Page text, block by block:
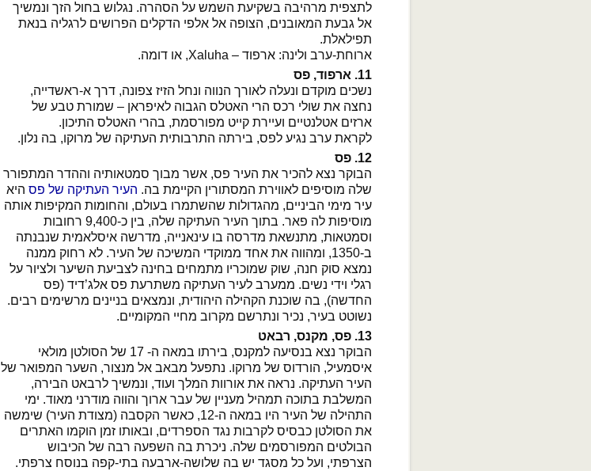
לתצפית מרהיבה בשקיעת השמש על הסהרה. נגלוש בחול הזך ונמשיך
אל גבעת המאובנים, הצופה אל אלפי הדקלים הפרושים לרגליה בנאת
תפילאלת.
ארוחת-ערב ולינה: ארפוד – Xaluha, או דומה.
11. ארפוד, פס
נשכים מוקדם ונעלה לאורך הנווה ונחל הזיז צפונה, דרך א-ראשדייה,
נחצה את שולי רכס הרי האטלס הגבוה לאיפראן – שמורת טבע של
ארזים אטלנטיים ועיירת קייט מפורסמת, בהרי האטלס התיכון.
לקראת ערב נגיע לפס, בירתה התרבותית העתיקה של מרוקו, בה נלון.
12. פס
הבוקר נצא להכיר את העיר פס, אשר מבוך סמטאותיה וההדר המתפורר
שלה מוסיפים לאווירת המסתורין הקיימת בה. העיר העתיקה של פס היא
עיר מימי הביניים, מהגדולות שהשתמרו בעולם, והחומות המקיפות אותה
מוסיפות לה פאר. בתוך העיר העתיקה שלה, בין כ-9,400 רחובות
וסמטאות, מתנשאת מדרסה בו עינאנייה, מדרשה איסלאמית שנבנתה
ב-1350, ומהווה את אחד ממוקדי המשיכה של העיר. לא רחוק ממנה
נמצא סוק חנה, שוק שמוכריו מתמחים בחינה לצביעת השיער ולציור על
רגלי וידי נשים. ממערב לעיר העתיקה משתרעת פס אלג’דיד (פס
החדשה), בה שוכנת הקהילה היהודית, ונמצאים בניינים מרשימים רבים.
נשוטט בעיר, נכיר ונתרשם מקרוב מחיי המקומיים.
13. פס, מקנס, רבאט
הבוקר נצא בנסיעה למקנס, בירתו במאה ה- 17 של הסולטן מולאי
איסמעיל, הורדוס של מרוקו. נתפעל מבאב אל מנצור, השער המפואר של
העיר העתיקה. נראה את אורוות המלך ועוד, ונמשיך לרבאט הבירה,
המשלבת בתוכה תמהיל מעניין של עבר ארוך והווה מודרני מאוד. ימי
התהילה של העיר היו במאה ה-12, כאשר הקסבה (מצודת העיר) שימשה
את הסולטן כבסיס לקרבות נגד הספרדים, ובאותו זמן הוקמו האתרים
הבולטים המפורסמים שלה. ניכרת בה השפעה רבה של הכיבוש
הצרפתי, ועל כל מסגד יש בה שלושה-ארבעה בתי-קפה בנוסח צרפתי.